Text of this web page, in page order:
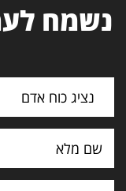
נשמח
נציג כוח אדם